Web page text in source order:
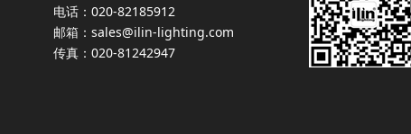
电话：020-82185912
邮箱：sales@ilin-lighting.com
传真：020-81242947